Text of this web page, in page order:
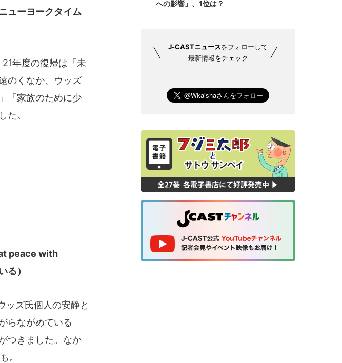
ューヨークタイム
年度の復帰は「未
のくなか、ウッズ
「家族のために少
た。
peace with
る）
ッズ氏個人の安静と
らながめている
つきました。なか
。
への影響」、1位は？
J-CASTニュースをフォローして
最新情報をチェック